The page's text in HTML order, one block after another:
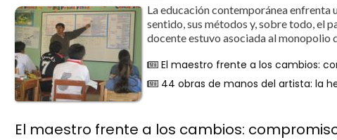
La educación contemporánea
sentido, sus métodos y, sobre todo, el
docente estuvo asociada al monopolio
El maestro frente a los cambios:
44 obras de manos del artista: la
El maestro frente a los cambios: